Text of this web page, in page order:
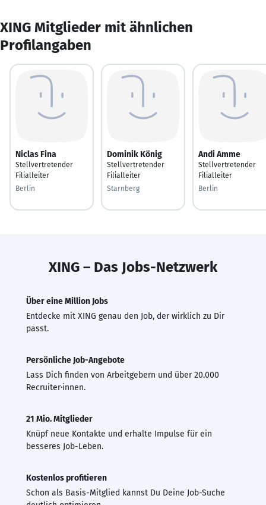
XING Mitglieder mit ähnlichen
Profilangaben
Niclas Fina
Stellvertretender
Filialleiter
Berlin
Dominik König
Stellvertretender
Filialleiter
Starnberg
Andi Amme
Stellvertretender
Filialleiter
Berlin
XING – Das Jobs-Netzwerk
Über eine Million Jobs
Entdecke mit XING genau den Job, der wirklich zu Dir
passt.
Persönliche Job-Angebote
Lass Dich finden von Arbeitgebern und über 20.000
Recruiter·innen.
21 Mio. Mitglieder
Knüpf neue Kontakte und erhalte Impulse für ein
besseres Job-Leben.
Kostenlos profitieren
Schon als Basis-Mitglied kannst Du Deine Job-Suche